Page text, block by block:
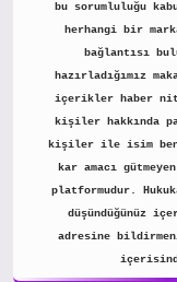
bu sorumluluğu
herhangi bir
bağlantısı
hazırladığımız
içerikler haber
kişiler hakkında
kişiler ile isim
kar amacı
platformudur.
düşündüğünüz
adresine